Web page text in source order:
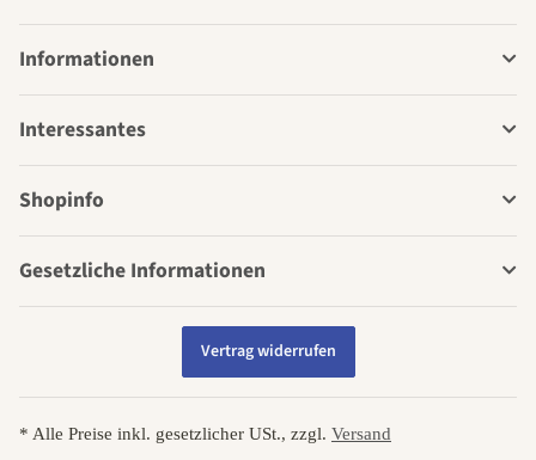
Informationen
Interessantes
Shopinfo
Gesetzliche Informationen
Vertrag widerrufen
* Alle Preise inkl. gesetzlicher USt., zzgl. Versand